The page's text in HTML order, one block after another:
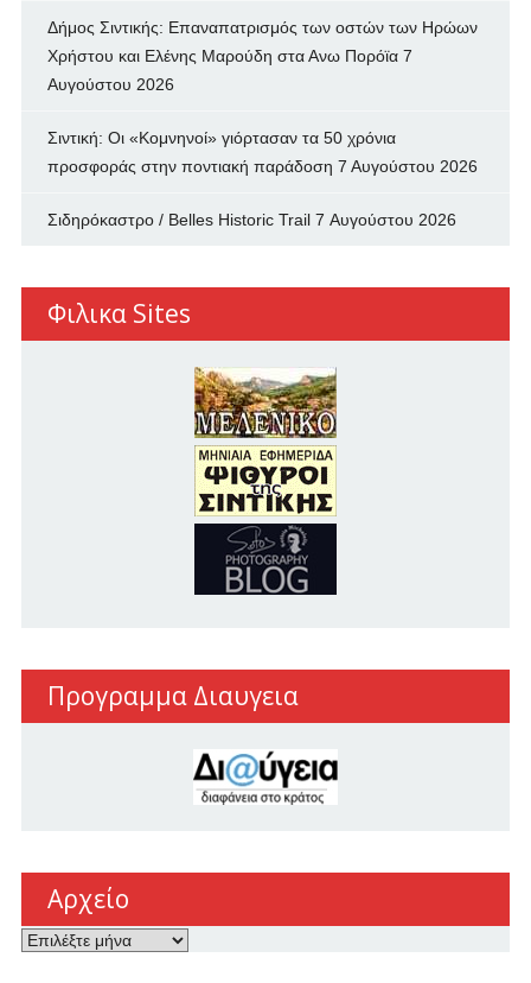
Δήμος Σιντικής: Επαναπατρισμός των oστών των Ηρώων
Χρήστου και Ελένης Μαρούδη στα Ανω Πορόϊα 7
Αυγούστου 2026
Σιντική: Οι «Κομνηνοί» γιόρτασαν τα 50 χρόνια
προσφοράς στην ποντιακή παράδοση 7 Αυγούστου 2026
Σιδηρόκαστρο / Belles Historic Trail 7 Αυγούστου 2026
Φιλικα Sites
Προγραμμα Διαυγεια
Αρχείο
Αρχείο